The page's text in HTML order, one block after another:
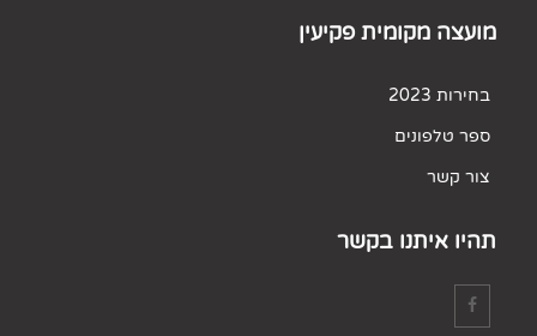
מועצה מקומית פקיעין
בחירות 2023
ספר טלפונים
צור קשר
תהיו איתנו בקשר